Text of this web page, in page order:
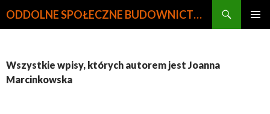
ODDOLNE SPOŁECZNE BUDOWNICTWO MIESZKANIOWE
Wszystkie wpisy, których autorem jest Joanna
Marcinkowska